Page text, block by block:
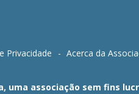
Privacidade Acerca da
uma associação sem fins